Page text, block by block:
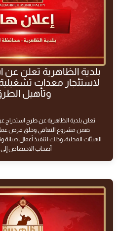
بلدية الظاهرية تعلن
لاستئجار معدات
وتأهيل
تعلن بلدية الظاهرية عن طرح
ضمن مشروع التعافي وخلق فرص
الهيئات المحلية، وذلك لتنفيذ أعمال صيانة
أصحاب الاختصاص